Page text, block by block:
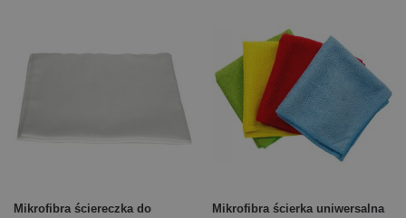
Mikrofibra ściereczka do
Mikrofibra ścierka uniwersalna